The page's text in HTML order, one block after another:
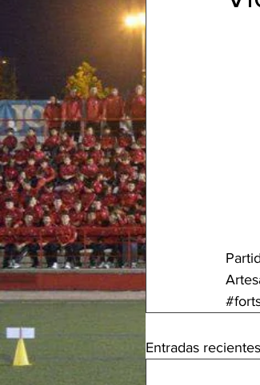
Entradas recientes